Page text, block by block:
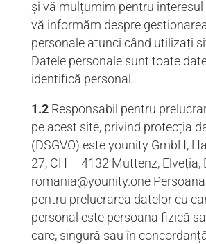
și vă mulțumim pentru interesul
vă informăm despre
personale atunci când utilizați
Datele personale sunt toate
identifică personal.
1.2Responsabil pentru
pe acest site, privind protecția
(DSGVO) este younity GmbH,
27, CH – 4132 Muttenz, Elveția,
romania@younity.one
pentru prelucrarea datelor cu
personal este persoana fizică
care, singură sau în